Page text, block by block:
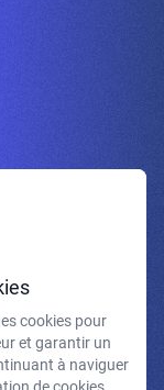
pris connaissance de
légales.
cookies pour
et garantir un
à naviguer